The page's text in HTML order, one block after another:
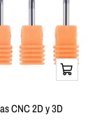
Añadir
a
cesta
CNC 2D y 3D